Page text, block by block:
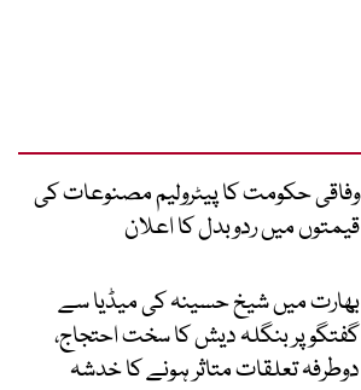
وفاقی حکومت کا پیٹرولیم مصنوعات کی
قیمتوں میں ردوبدل کا اعلان
بھارت میں شیخ حسینہ کی میڈیا سے
گفتگو پر بنگلہ دیش کا سخت احتجاج،
دوطرفہ تعلقات متاثر ہونے کا خدشہ